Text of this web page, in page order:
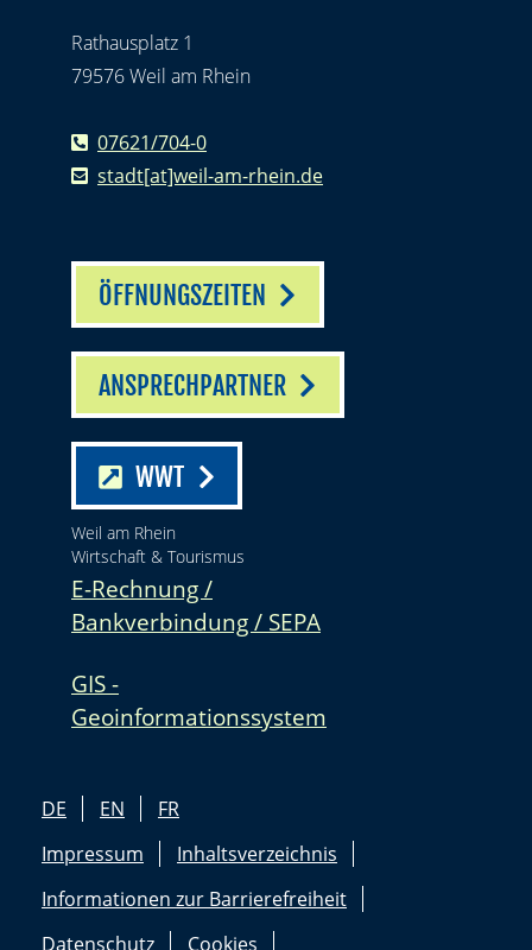
Rathausplatz 1
79576 Weil am Rhein
07621/704-0
stadt[at]weil-am-rhein.de
ÖFFNUNGSZEITEN
ANSPRECHPARTNER
WWT
Weil am Rhein
Wirtschaft & Tourismus
E-Rechnung /
Bankverbindung / SEPA
GIS -
Geoinformationssystem
DE EN
FR
Impressum
Inhaltsverzeichnis
Informationen zur Barrierefreiheit
Datenschutz
Cookies